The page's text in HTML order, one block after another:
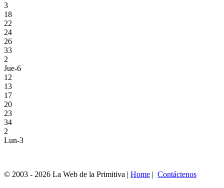
3
18
22
24
26
33
2
Jue-6
12
13
17
20
23
34
2
Lun-3
© 2003 - 2026 La Web de la Primitiva | Home | Contáctenos